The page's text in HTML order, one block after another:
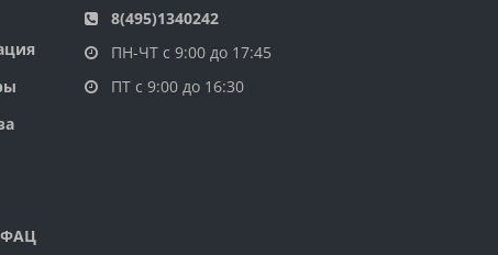
ФАЦ
8(495)1340242
ПН-ЧТ с 9:00 до 17:45
ПТ с 9:00 до 16:30